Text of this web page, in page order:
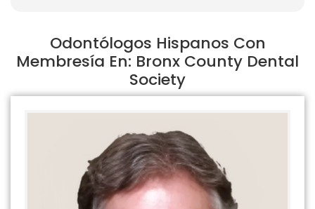
Odontólogos Hispanos Con
Membresía En: Bronx County Dental
Society